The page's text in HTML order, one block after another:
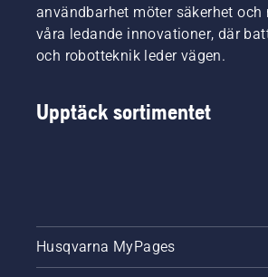
användbarhet möter säkerhet
våra ledande innovationer, där
och robotteknik leder vägen.
Upptäck sortimentet
Husqvarna MyPages